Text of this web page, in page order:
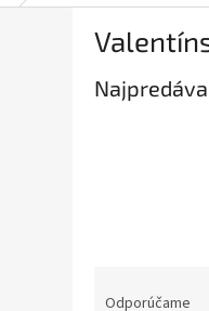
Odporúčame